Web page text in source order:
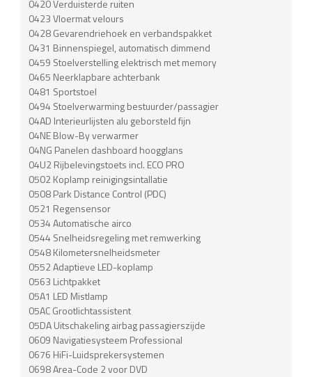
0420 Verduisterde ruiten
0423 Vloermat velours
0428 Gevarendriehoek en verbandspakket
0431 Binnenspiegel, automatisch dimmend
0459 Stoelverstelling elektrisch met memory
0465 Neerklapbare achterbank
0481 Sportstoel
0494 Stoelverwarming bestuurder/passagier
04AD Interieurlijsten alu geborsteld fijn
04NE Blow-By verwarmer
04NG Panelen dashboard hoogglans
04U2 Rijbelevingstoets incl. ECO PRO
0502 Koplamp reinigingsintallatie
0508 Park Distance Control (PDC)
0521 Regensensor
0534 Automatische airco
0544 Snelheidsregeling met remwerking
0548 Kilometersnelheidsmeter
0552 Adaptieve LED-koplamp
0563 Lichtpakket
05A1 LED Mistlamp
05AC Grootlichtassistent
05DA Uitschakeling airbag passagierszijde
0609 Navigatiesysteem Professional
0676 HiFi-Luidsprekersystemen
0698 Area-Code 2 voor DVD